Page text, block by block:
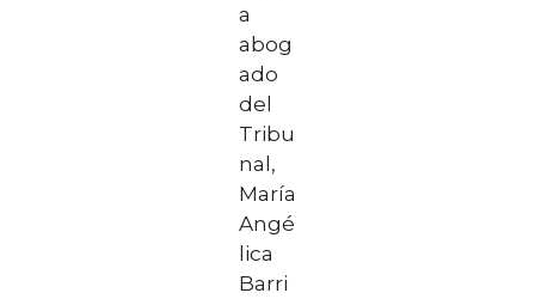
a
abog
ado
del
Tribu
nal,
María
Angé
lica
Barri